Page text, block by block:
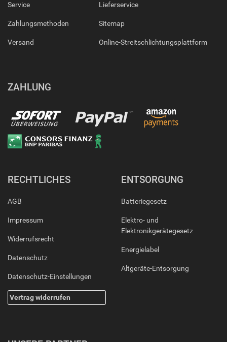
Service
Zahlungsmethoden
Versand
Lieferservice
Sitemap
Online-Streitschlichtungsplattform
ZAHLUNG
RECHTLICHES
AGB
Impressum
Widerrufsrecht
Datenschutz
Datenschutz-Einstellungen
Vertrag widerrufen
ENTSORGUNG
Batteriegesetz
Elektro- und
Elektronikgerätegesetz
Energielabel
Altgeräte-Entsorgung